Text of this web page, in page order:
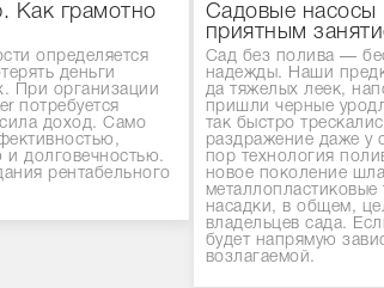
Как грамотно
определяется
деньги
При организации
потребуется
доход. Само
и долговечностью.
рентабельного
Садовые насосы
приятным
Сад без полива —
надежды. Наши
да тяжелых леек,
пришли черные
так быстро
раздражение даже у
пор технология
новое поколение
насадки, в общем,
владельцев сада.
будет напрямую
возлагаемой.